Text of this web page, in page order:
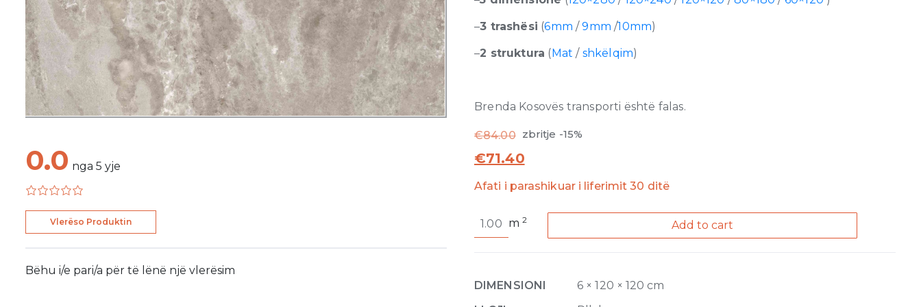
0.0 nga 5 yje
Vlerëso Produktin
Bëhu i/e pari/a për të lënë një vlerësim
–3 trashësi (6mm/9mm/10mm)
–2 struktura (Mat/ shkëlqim)
Brenda Kosovës transporti është falas.
€84.00 zbritje -15%
€71.40
Afati i parashikuar i liferimit 30 ditë
Cloud
x
m2 Add to cart
DIMENSIONI
6 × 120 × 120 cm